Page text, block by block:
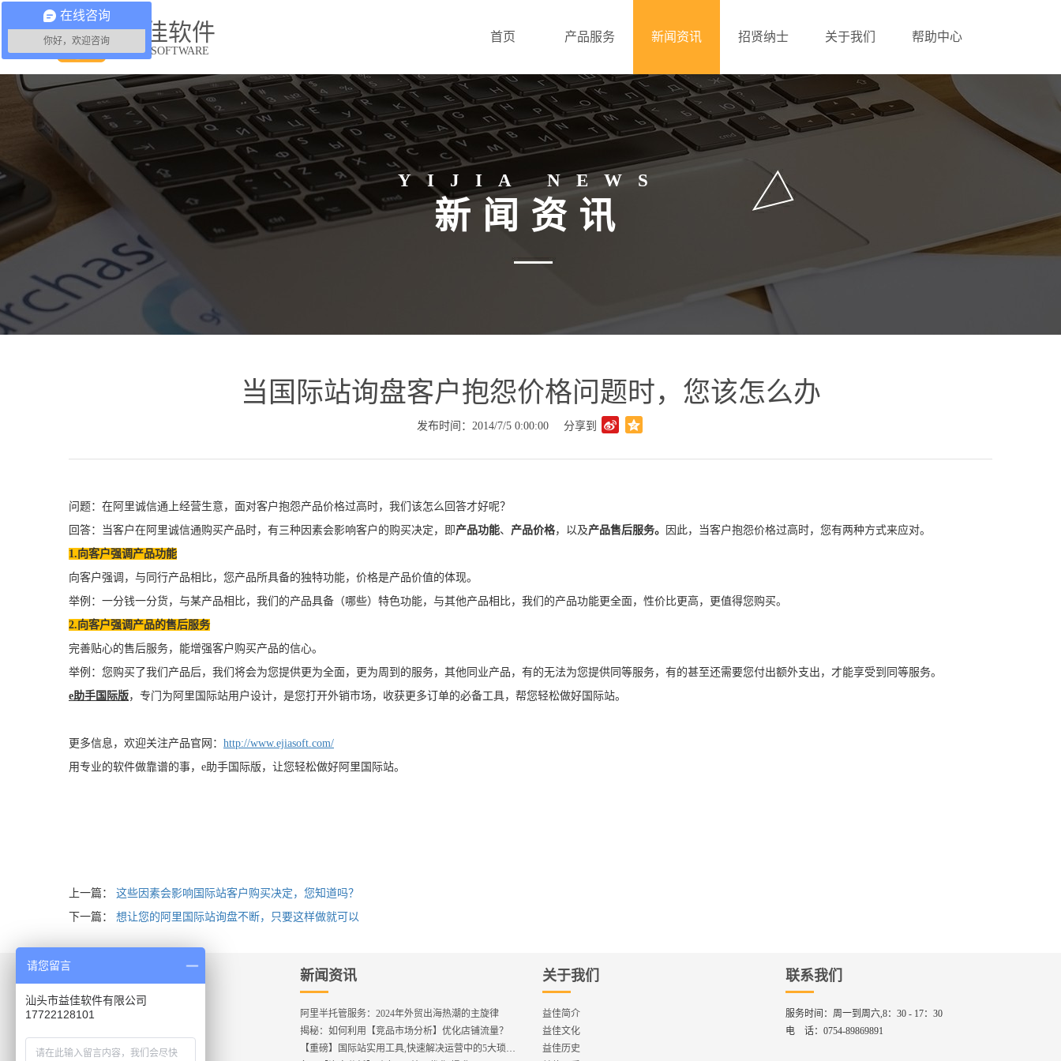
益佳软件
YIJIA SOFTWARE
首页 产品服务
新闻资讯
招贤纳士 关于我们 帮助中心
YIJIA NEWS
新闻资讯
当国际站询盘客户抱怨价格问题时，您该怎么办
发布时间：2014/7/5 0:00:00 分享到
问题：在阿里诚信通上经营生意，面对客户抱怨产品价格过高时，我们该怎么回答才好呢？
回答：当客户在阿里诚信通购买产品时，有三种因素会影响客户的购买决定，即产品功能、 产品价格，以及产品售后服务。
因此，当客户抱怨价格过高时，您有两种方式来应对。
1.向客户强调产品功能
向客户强调，与同行产品相比，您产品所具备的独特功能，价格是产品价值的体现。
举例：一分钱一分货，与某产品相比，我们的产品具备（哪些）特色功能，与其他产品相比，我们的产品功能更全面，性价比更高，更值得您购买。
2.向客户强调产品的售后服务
完善贴心的售后服务，能增强客户购买产品的信心。
举例：您购买了我们产品后，我们将会为您提供更为全面，更为周到的服务，其他同业产品，有的无法为您提供同等服务，有的甚至还需要您付出额外支出，才能享受到同等服务。
e助手国际版，专门为阿里国际站用户设计，是您打开外销市场，收获更多订单的必备工具，帮您轻松做好国际站。
更多信息，欢迎关注产品官网： http://www.ejiasoft.com/
用专业的软件做靠谱的事，e助手国际版，让您轻松做好阿里国际站。
上一篇： 这些因素会影响国际站客户购买决定，您知道吗？
下一篇： 想让您的阿里国际站询盘不断，只要这样做就可以
产品服务
【编辑神器】益详情软件
【发布工具】e助手（国内版）
新闻资讯
阿里半托管服务：2024年外贸出海热潮的主旋律
揭秘：如何利用【竞品市场分析】优化店铺流量？
【重磅】国际站实用工具,快速解决运营中的5大琐事，一键提升运营效率!
关于我们
益佳简介
益佳文化
益佳历史
联系我们
服务时间： 周一到周六,8：30 - 17：30
电 话： 0754-89869891
在线咨询
你好，欢迎咨询
请您留言
汕头市益佳软件有限公司
17722128101